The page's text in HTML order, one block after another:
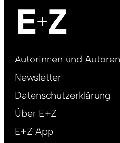
Footer
DE
Autorinnen und Autoren
Newsletter
Datenschutzerklärung
Über E+Z
E+Z App